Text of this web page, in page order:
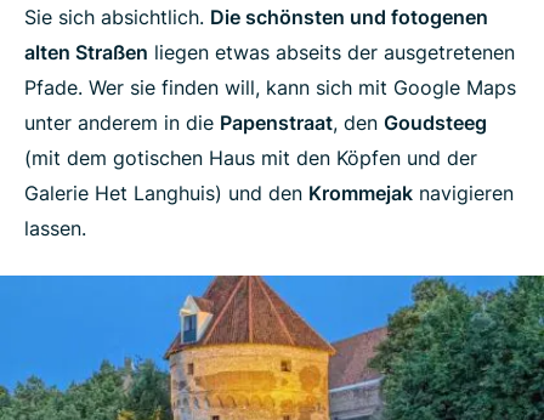
Sie sich absichtlich. Die schönsten und fotogenen
alten Straßen liegen etwas abseits der ausgetretenen
Pfade. Wer sie finden will, kann sich mit Google Maps
unter anderem in die Papenstraat, den Goudsteeg
(mit dem gotischen Haus mit den Köpfen und der
Galerie Het Langhuis) und den Krommejak navigieren
lassen.